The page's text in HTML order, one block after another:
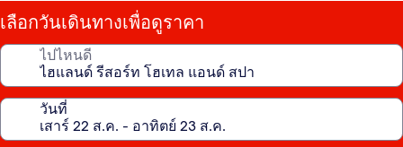
เลือกวันเดินทางเพื่อดูราคา
ไปไหนดี
วันที่